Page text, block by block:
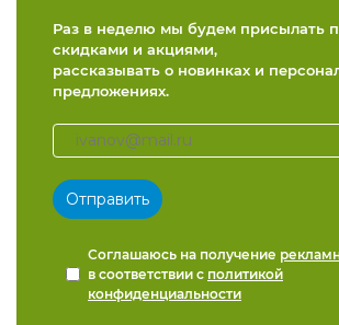
Раз в неделю мы будем присылать
скидками и акциями,
рассказывать о новинках и
предложениях.
Соглашаюсь на получение
в соответствии с политикой
конфиденциальности